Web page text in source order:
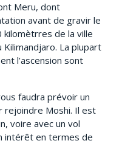
Meru, dont
avant de gravir le
kilomètrres de la ville
La plupart
l’ascension sont
faudra prévoir un
Moshi. Il est
voire avec un vol
intérêt en termes de